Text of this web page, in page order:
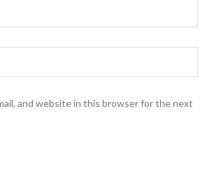
and website in this browser for the next